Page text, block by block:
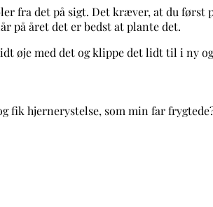
fra det på sigt. Det kræver, at du først
på året det er bedst at plante det.
øje med det og klippe det lidt til i ny
fik hjernerystelse, som min far